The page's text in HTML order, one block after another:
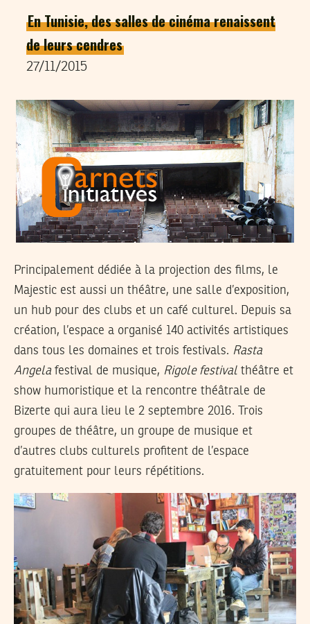
En Tunisie, des salles de cinéma renaissent
de leurs cendres
27/11/2015
Principalement dédiée à la projection des films, le
Majestic est aussi un théâtre, une salle d’exposition,
un hub pour des clubs et un café culturel. Depuis sa
création, l’espace a organisé 140 activités artistiques
dans tous les domaines et trois festivals. Rasta
Angela festival de musique, Rigole festival théâtre et
show humoristique et la rencontre théâtrale de
Bizerte qui aura lieu le 2 septembre 2016. Trois
groupes de théâtre, un groupe de musique et
d’autres clubs culturels profitent de l’espace
gratuitement pour leurs répétitions.